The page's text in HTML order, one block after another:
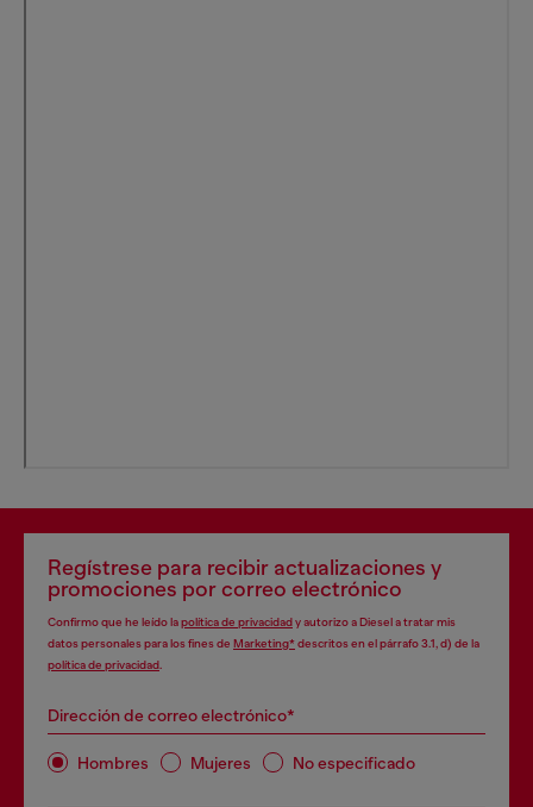
Regístrese para recibir actualizaciones y
promociones por correo electrónico
Confirmo que he leído lapolítica de privacidady autorizo a Diesel a tratar mis
datos personales para los fines de Marketing*descritos en el párrafo 3.1, d) de la
política de privacidad
Dirección de correo electrónico*
Hombres Mujeres No especificado